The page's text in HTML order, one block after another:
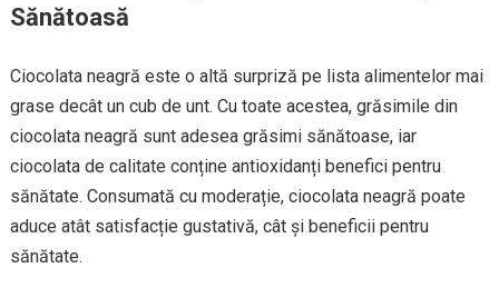
Sănătoasă
Ciocolata neagră este o altă surpriză pe lista alimentelor mai
grase decât un cub de unt. Cu toate acestea, grăsimile din
ciocolata neagră sunt adesea grăsimi sănătoase, iar
ciocolata de calitate conține antioxidanți benefici pentru
sănătate. Consumată cu moderație, ciocolata neagră poate
aduce atât satisfacție gustativă, cât și beneficii pentru
sănătate.